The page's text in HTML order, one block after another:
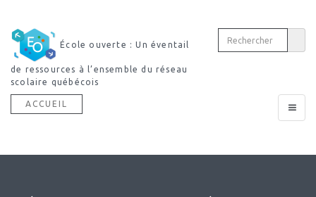
École ouverte : Un éventail
de ressources à l’ensemble du réseau
scolaire québécois
Toggle
ACCUEIL